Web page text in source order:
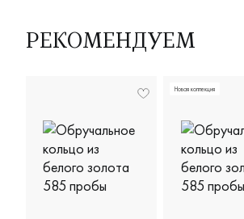
РЕКОМЕНДУЕМ
Новая коллекция